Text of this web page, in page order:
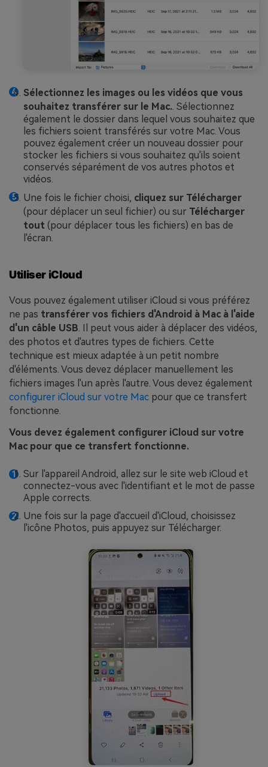
Sélectionnez les images ou les vidéos que vous
souhaitez transférer sur le Mac. . Sélectionnez
également le dossier dans lequel vous souhaitez que
les fichiers soient transférés sur votre Mac. Vous
pouvez également créer un nouveau dossier pour
stocker les fichiers si vous souhaitez qu'ils soient
conservés séparément de vos autres photos et
vidéos.
Une fois le fichier choisi, cliquez sur Télécharger
(pour déplacer un seul fichier) ou sur Télécharger
tout (pour déplacer tous les fichiers) en bas de
l'écran.
Utiliser iCloud
Vous pouvez également utiliser iCloud si vous préférez
ne pas transférer vos fichiers d'Android à Mac à l'aide
d'un câble USB . Il peut vous aider à déplacer des vidéos,
des photos et d'autres types de fichiers. Cette
technique est mieux adaptée à un petit nombre
d'éléments. Vous devez déplacer manuellement les
fichiers images l'un après l'autre. Vous devez également
configurer iCloud sur votre Mac pour que ce transfert
fonctionne.
Vous devez également configurer iCloud sur votre
Mac pour que ce transfert fonctionne.
Sur l'appareil Android, allez sur le site web iCloud et
connectez-vous avec l'identifiant et le mot de passe
Apple corrects.
Une fois sur la page d'accueil d'iCloud, choisissez
l'icône Photos, puis appuyez sur Télécharger.